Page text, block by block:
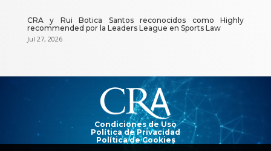
CRA y Rui Botica Santos reconocidos como Highly
recommended por la Leaders League en Sports Law
Jul 27, 2026
Condiciones de Uso
Política de Privacidad
Política de Cookies